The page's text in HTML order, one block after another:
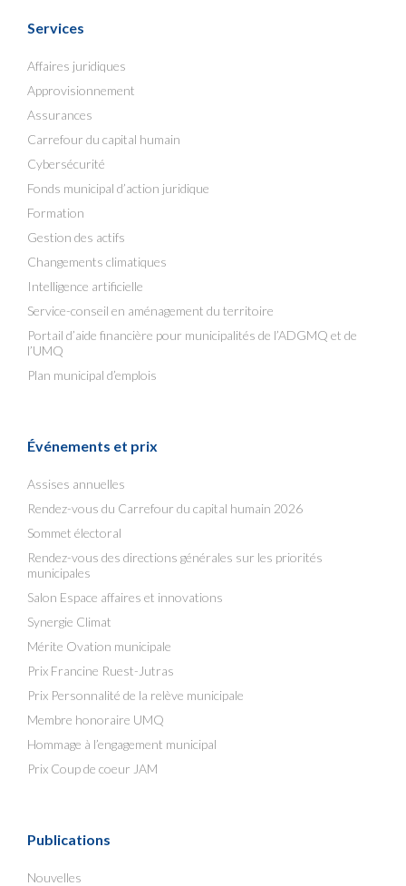
Services
Affaires juridiques
Approvisionnement
Assurances
Carrefour du capital humain
Cybersécurité
Fonds municipal d’action juridique
Formation
Gestion des actifs
Changements climatiques
Intelligence artificielle
Service-conseil en aménagement du territoire
Portail d’aide financière pour municipalités de l’ADGMQ et de
l’UMQ
Plan municipal d’emplois
Événements et prix
Assises annuelles
Rendez-vous du Carrefour du capital humain 2026
Sommet électoral
Rendez-vous des directions générales sur les priorités
municipales
Salon Espace affaires et innovations
Synergie Climat
Mérite Ovation municipale
Prix Francine Ruest-Jutras
Prix Personnalité de la relève municipale
Membre honoraire UMQ
Hommage à l’engagement municipal
Prix Coup de coeur JAM
Publications
Nouvelles